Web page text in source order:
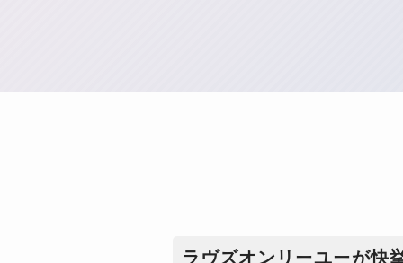
ラヴズオンリーユーが